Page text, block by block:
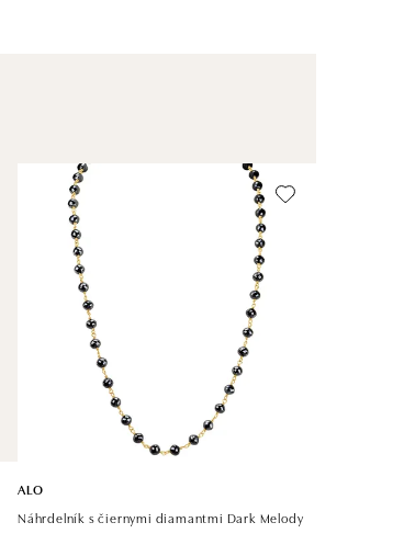
ALO
Náhrdelník s čiernymi diamantmi Dark Melody